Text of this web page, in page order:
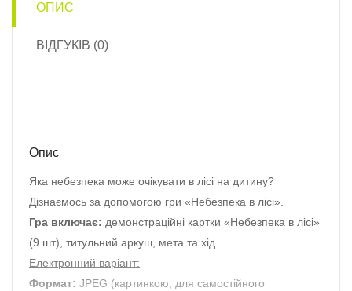
ОПИС
ВІДГУКІВ (0)
Опис
Яка небезпека може очікувати в лісі на дитину?
Дізнаємось за допомогою гри «Небезпека в лісі».
Гра включає: демонстраційні картки «Небезпека в лісі»
(9 шт), титульний аркуш, мета та хід
Електронний варіант:
Формат: JPEG (картинкою, для самостійного